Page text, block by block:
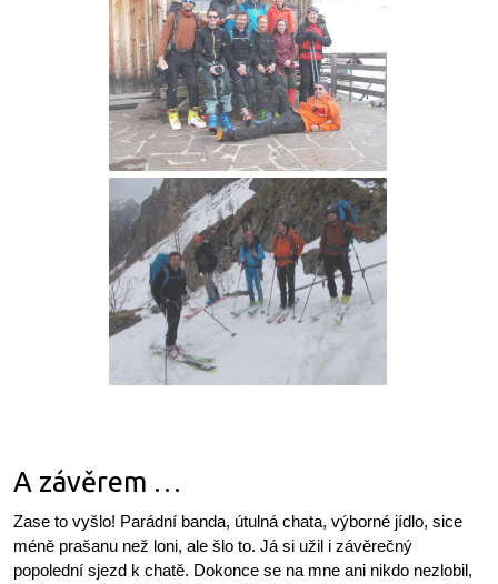
A závěrem …
Zase to vyšlo! Parádní banda, útulná chata, výborné jídlo, sice
méně prašanu než loni, ale šlo to. Já si užil i závěrečný
popolední sjezd k chatě. Dokonce se na mne ani nikdo nezlobil,